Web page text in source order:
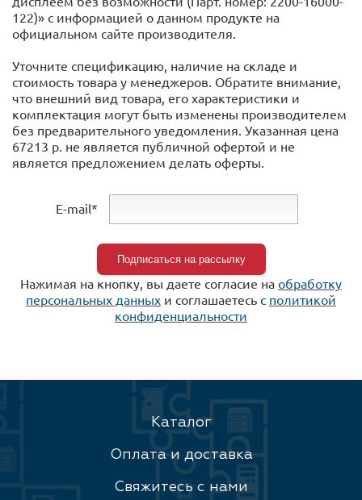
122)» с информацией o данном продукте на
официальном сайте производителя.
Уточните спецификацию, наличие на складе и
стоимость товара у менеджеров. Обратите внимание,
что внешний вид товара, его характеристики и
комплектация могут быть изменены производителем
без предварительного уведомления. Указанная цена
67213 р. не является публичной офертой и не
является предложением делать оферты.
E-mail*
Нажимая на кнопку, вы даете согласие на обработку
персональных данных и соглашаетесь c политикой
конфиденциальности
Каталог
Оплата и доставка
Свяжитесь с нами